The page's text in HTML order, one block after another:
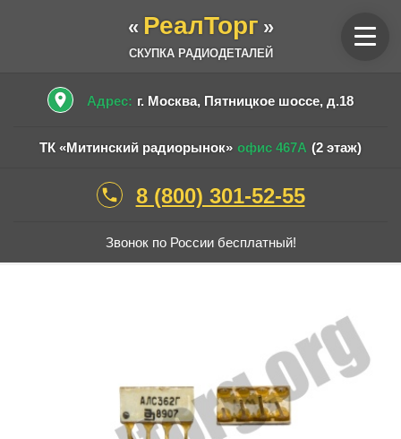
« РеалТорг »
СКУПКА РАДИОДЕТАЛЕЙ
place Адрес: г. Москва, Пятницкое шоссе, д.18
ТК «Митинский радиорынок» офис 467А (2 этаж)
phone 8 (800) 301-52-55
Звонок по России бесплатный!